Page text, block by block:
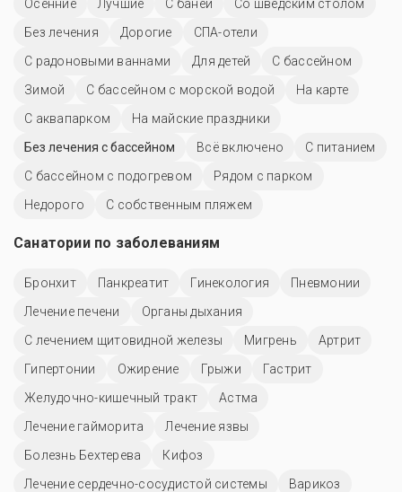
Осенние Лучшие С баней
Со шведским столом
Без лечения
Дорогие
СПА-отели
С радоновыми ваннами
Для детей
C бассейном
Зимой
С бассейном с морской водой
На карте
С аквапарком
На майские праздники
Без лечения с бассейном
Всё включено
С питанием
С бассейном с подогревом
Рядом с парком
Недорого
С собственным пляжем
Санатории по заболеваниям
Бронхит Панкреатит Гинекология
Пневмонии
Лечение печени
Органы дыхания
С лечением щитовидной железы
Мигрень
Артрит
Гипертонии
Ожирение Грыжи
Гастрит
Желудочно-кишечный тракт
Астма
Лечение гайморита
Лечение язвы
Болезнь Бехтерева
Кифоз
Лечение сердечно-сосудистой системы
Варикоз